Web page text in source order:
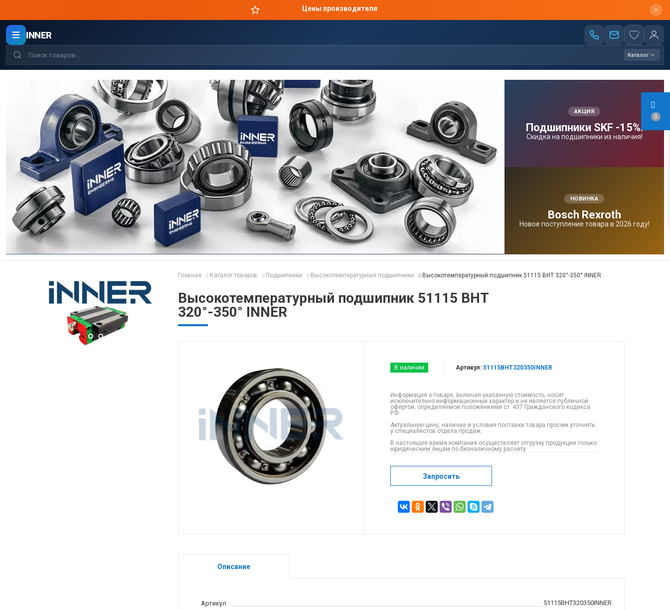
0
Оригинальная продукция в короткие сроки
INNER
Каталог
АКЦИЯ
Подшипники SKF -15%!
Скидка на подшипники из наличия!
НОВИНКА
Bosсh Rexroth
Новое поступление товара в 2026 году!
Главная Каталог товаров Подшипники Высокотемпературные подшипники Высокотемпературный подшипник 51115 BHT 320°-350° INNER
Высокотемпературный подшипник 51115 BHT
320°-350° INNER
В наличии Артикул: 51115BHT320350INNER
Информация о товаре, включая указанную стоимость, носит
исключительно информационный характер и не является публичной
офертой, определяемой положениями ст. 437 Гражданского кодекса
РФ.
Актуальную цену, наличие и условия поставки товара просим уточнять
у специалистов отдела продаж.
В настоящее время компания осуществляет отгрузку продукции только
юридическим лицам по безналичному расчету.
Запросить
Описание
Артикул 51115BHT320350INNER